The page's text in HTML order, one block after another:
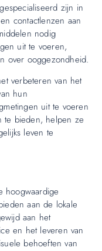
zijn in
contactlenzen aan
nodig
uit te voeren,
over ooggezondheid.
verbeteren van het
hun
uit te voeren
te bieden, helpen ze
leven te
hoogwaardige
aan de lokale
aan het
en het leveren van
behoeften van